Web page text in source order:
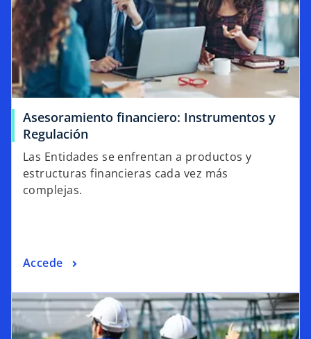
Asesoramiento financiero: Instrumentos y
Regulación
Las Entidades se enfrentan a productos y
estructuras financieras cada vez más
complejas.
Accede